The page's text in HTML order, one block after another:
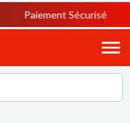
Paiement Sécurisé